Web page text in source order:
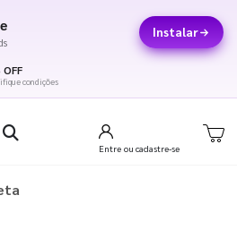
Instalar
condições
Entre ou cadastre-se